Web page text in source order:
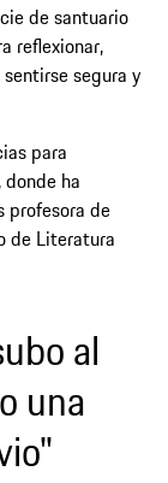
de santuario
reflexionar,
segura y
para
ha
profesora de
de Literatura
al
una